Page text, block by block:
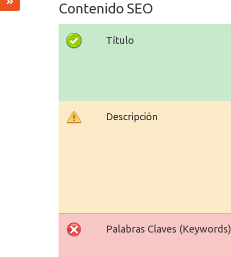
Contenido SEO
Título
Descripción
Palabras Claves (Keywords)